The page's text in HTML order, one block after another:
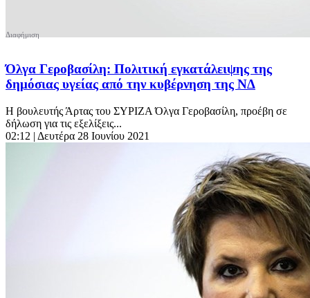
Όλγα Γεροβασίλη: Πολιτική εγκατάλειψης της
δημόσιας υγείας από την κυβέρνηση της ΝΔ
Η βουλευτής Άρτας του ΣΥΡΙΖΑ Όλγα Γεροβασίλη, προέβη σε
δήλωση για τις εξελίξεις...
02:12 | Δευτέρα 28 Ιουνίου 2021